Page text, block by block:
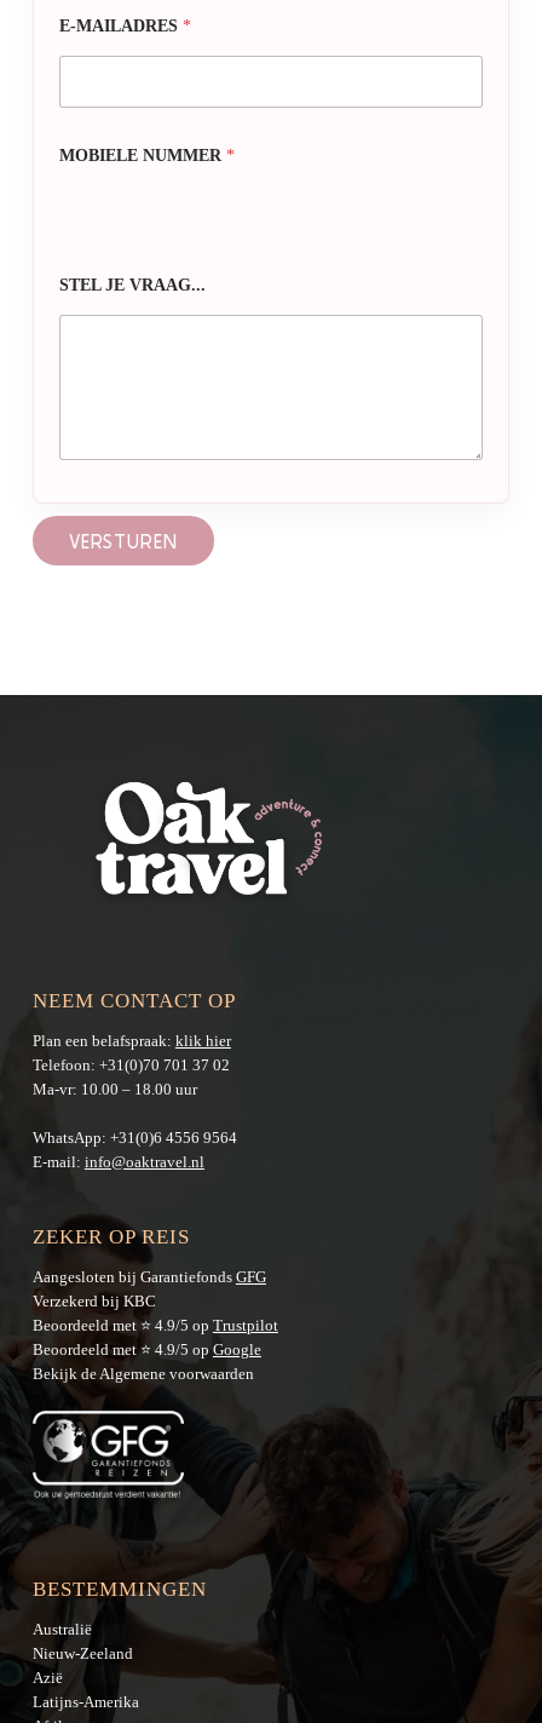
E-MAILADRES*
MOBIELE NUMMER*
STEL JE VRAAG...
VERSTUREN
NEEM CONTACT OP
Plan een belafspraak: klik hier
Telefoon: +31(0)70 701 37 02
Ma-vr: 10.00 – 18.00 uur
WhatsApp: +31(0)6 4556 9564
E-mail: info@oaktravel.nl
ZEKER OP REIS
Aangesloten bij Garantiefonds GFG
Verzekerd bij KBC
Beoordeeld met ⭐ 4.9/5 op Trustpilot
Beoordeeld met ⭐ 4.9/5 op Google
Bekijk deAlgemene voorwaarden
BESTEMMINGEN
Australië
Nieuw-Zeeland
Azië
Latijns-Amerika